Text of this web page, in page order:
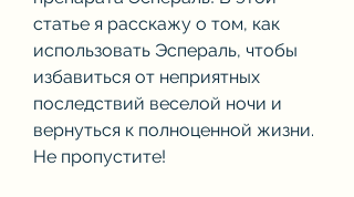
статье я расскажу о том, как
использовать Эспераль, чтобы
избавиться от неприятных
последствий веселой ночи и
вернуться к полноценной жизни.
Не пропустите!